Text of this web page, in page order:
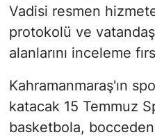
Vadisi resmen
protokolü ve
alanlarını inceleme
Kahramanmaraş'ın
katacak 15 Temmuz
basketbola,